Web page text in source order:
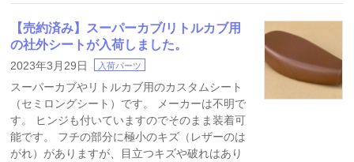
【売約済み】スーパーカブ/リトルカブ用
の社外シートが入荷しました。
2023年3月29日 入荷パーツ
スーパーカブやリトルカブ用のカスタムシート
（セミロングシート）です。 メーカーは不明で
す。 ヒンジも付いていますのでそのまま装着可
能です。 フチの部分に極小のキズ（レザーのは
がれ）がありますが、目立つキズや破れはあり